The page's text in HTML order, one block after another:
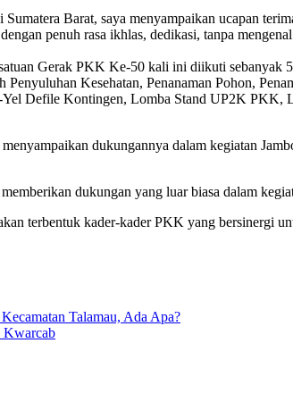
Barat, saya menyampaikan ucapan
penuh rasa ikhlas, dedikasi, tanpa
Gerak PKK Ke-50 kali ini diikuti sebanyak
Kesehatan, Penanaman Pohon,
Defile Kontingen, Lomba Stand UP2K
dukungannya dalam kegiatan
dukungan yang luar biasa dalam
terbentuk kader-kader PKK yang bersinergi
Talamau, Ada Apa?
Kwarcab